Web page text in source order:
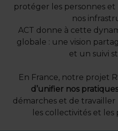
protéger les personnes
nos
ACT donne à cette
globale : une vision
et un suivi
En France, notre projet
d’unifier nos pratiques
démarches et de travailler
les collectivités et les